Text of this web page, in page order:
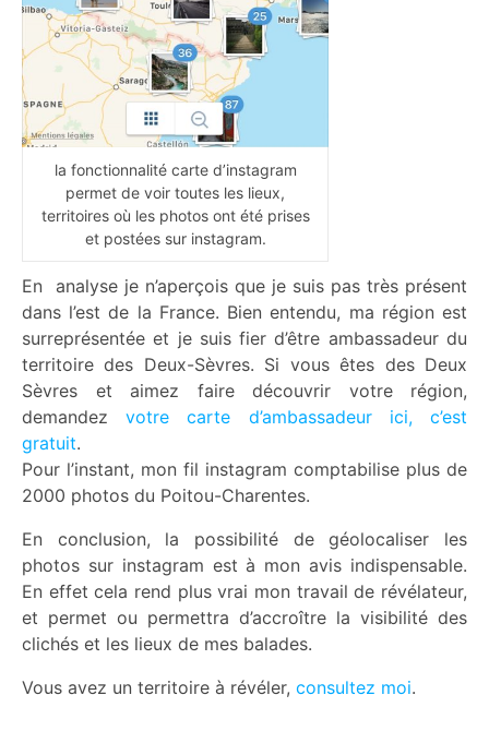
la fonctionnalité carte d’instagram
permet de voir toutes les lieux,
territoires où les photos ont été prises
et postées sur instagram.
En analyse je n’aperçois que je suis pas très présent
dans l’est de la France. Bien entendu, ma région est
surreprésentée et je suis fier d’être ambassadeur du
territoire des Deux-Sèvres. Si vous êtes des Deux
Sèvres et aimez faire découvrir votre région,
demandezvotre carte d’ambassadeur ici, c’est
gratuit.
Pour l’instant, mon fil instagram comptabilise plus de
2000 photos du Poitou-Charentes.
En conclusion, la possibilité de géolocaliser les
photos sur instagram est à mon avis indispensable.
En effet cela rend plus vrai mon travail de révélateur,
et permet ou permettra d’accroître la visibilité des
clichés et les lieux de mes balades.
Vous avez un territoire à révéler, consultez moi.